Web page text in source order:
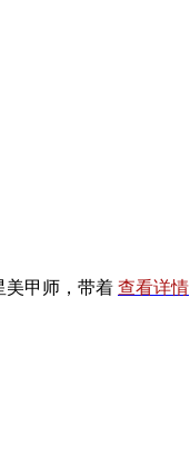
美甲师，带着 查看详情